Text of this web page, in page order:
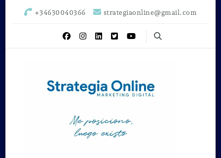
+34630040366 strategiaonline@gmail.com